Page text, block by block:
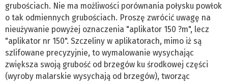
grubościach. Nie ma możliwości porównania połysku powłok
o tak odmiennych grubościach. Proszę zwrócić uwagę na
nieużywanie powyżej oznaczenia "aplikator 150 ?m", lecz
"aplikator nr 150". Szczeliny w aplikatorach, mimo iż są
szlifowane precyzyjnie, to wymalowanie wysychając
zwiększa swoją grubość od brzegów ku środkowej części
(wyroby malarskie wysychają od brzegów), tworząc